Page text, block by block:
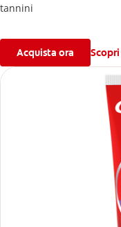
tannini
Acquista ora